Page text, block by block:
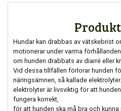
Hundar kan drabbas av vätskebrist
motionerar under varma
om hunden drabbats av diarré eller
Vid dessa tillfällen förlorar hunden
näringsämnen, så kallade
elektrolyter är livsviktig för att
fungera korrekt,
för att hunden ska må bra och